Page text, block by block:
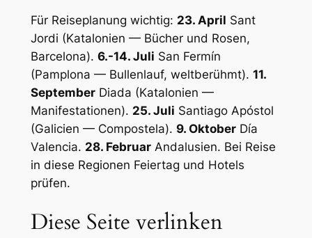
Für Reiseplanung wichtig: 23. April Sant
Jordi (Katalonien — Bücher und Rosen,
Barcelona). 6.-14. Juli San Fermín
(Pamplona — Bullenlauf, weltberühmt). 11.
SeptemberDiada (Katalonien —
Manifestationen). 25. Juli Santiago Apóstol
(Galicien — Compostela). 9. OktoberDía
Valencia. 28. FebruarAndalusien. Bei Reise
in diese Regionen Feiertag und Hotels
prüfen.
Diese Seite verlinken